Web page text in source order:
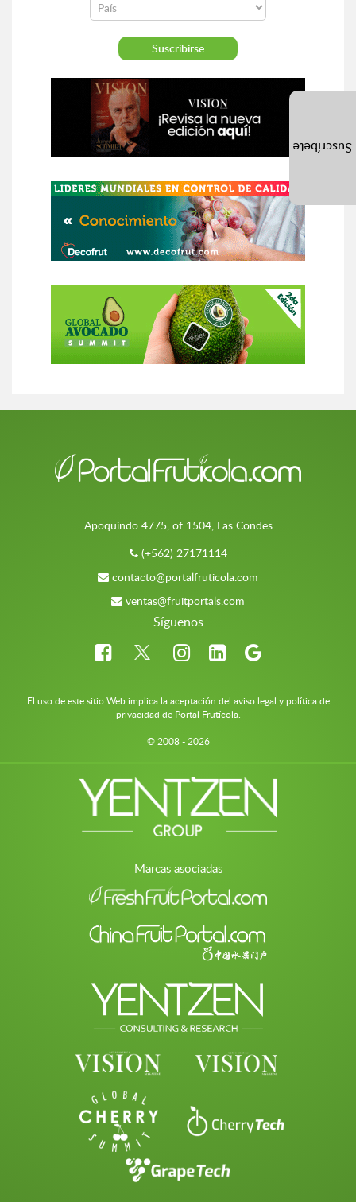
Apoquindo 4775, of 1504, Las Condes
(+562) 27171114
contacto@portalfruticola.com
ventas@fruitportals.com
Síguenos
El uso de este sitio Web implica la aceptación del aviso legal y política de
privacidad de Portal Frutícola.
© 2008 - 2026
Marcas asociadas
Suscríbete